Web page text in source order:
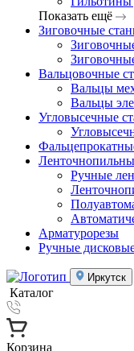
Показать ещё
Зиговочные
Вальцовочные
Вальцы
Вальцы
Угловысечные
Ручные
Арматурорезы
Ручные
Иркутск
Каталог
Корзина